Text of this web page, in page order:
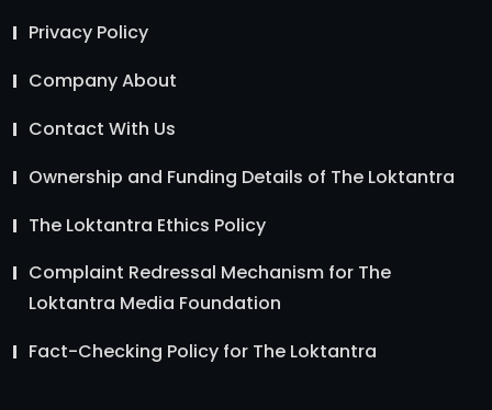
Privacy Policy
Company About
Contact With Us
Ownership and Funding Details of The Loktantra
The Loktantra Ethics Policy
Complaint Redressal Mechanism for The
Loktantra Media Foundation
Fact-Checking Policy for The Loktantra